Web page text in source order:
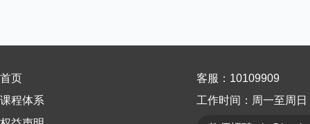
首页
课程体系
客服：10109909
工作时间：周一至周